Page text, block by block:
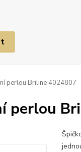
perlou Briline 4024807
perlou